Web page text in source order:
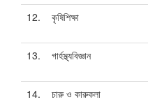
12.
কৃষিশিক্ষা
13.
গার্হস্থ্যবিজ্ঞান
14.
চারু ও কারুকলা